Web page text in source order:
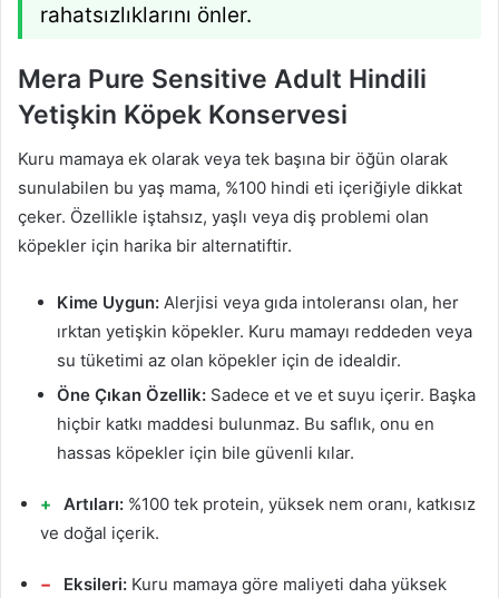
rahatsızlıklarını önler.
Mera Pure Sensitive Adult Hindili
Yetişkin Köpek Konservesi
Kuru mamaya ek olarak veya tek başına bir öğün olarak
sunulabilen bu yaş mama, %100 hindi eti içeriğiyle dikkat
çeker. Özellikle iştahsız, yaşlı veya diş problemi olan
köpekler için harika bir alternatiftir.
Kime Uygun: Alerjisi veya gıda intoleransı olan, her
ırktan yetişkin köpekler. Kuru mamayı reddeden veya
su tüketimi az olan köpekler için de idealdir.
Öne Çıkan Özellik: Sadece et ve et suyu içerir. Başka
hiçbir katkı maddesi bulunmaz. Bu saflık, onu en
hassas köpekler için bile güvenli kılar.
Artıları: %100 tek protein, yüksek nem oranı, katkısız
ve doğal içerik.
Eksileri: Kuru mamaya göre maliyeti daha yüksek